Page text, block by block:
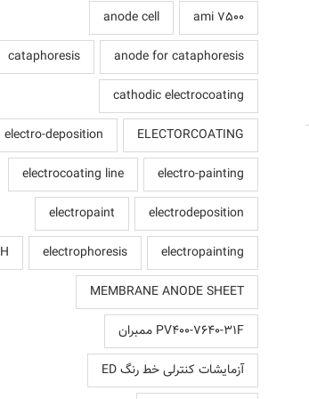
ami 7500
anode cell
anode for cataphoresis
cataphoresis
cathodic electrocoating
ELECTORCOATING
electro-deposition
electro-painting
electrocoating line
electrodeposition
electropaint
electropainting
electrophoresis
H
MEMBRANE ANODE SHEET
PV400-7640-31F ممبران
آزمایشات کنترلی خط رنگ ED